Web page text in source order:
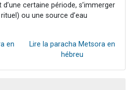
certaine période, s’immerger
ou une source d’eau
en
Lire la paracha Metsora en
hébreu